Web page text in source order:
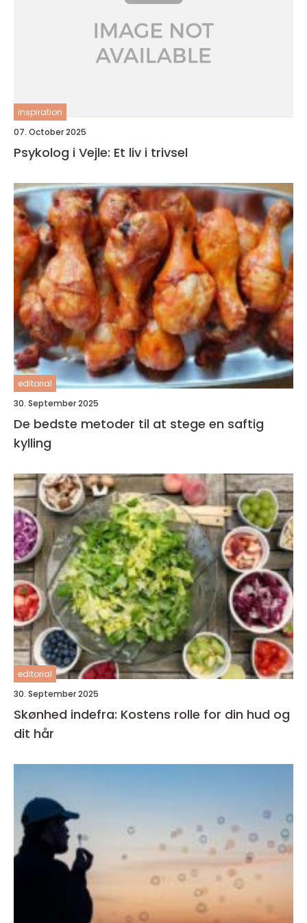
inspiration
07. October 2025
Psykolog i Vejle: Et liv i trivsel
editorial
30. September 2025
De bedste metoder til at stege en saftig
kylling
editorial
30. September 2025
Skønhed indefra: Kostens rolle for din hud og
dit hår